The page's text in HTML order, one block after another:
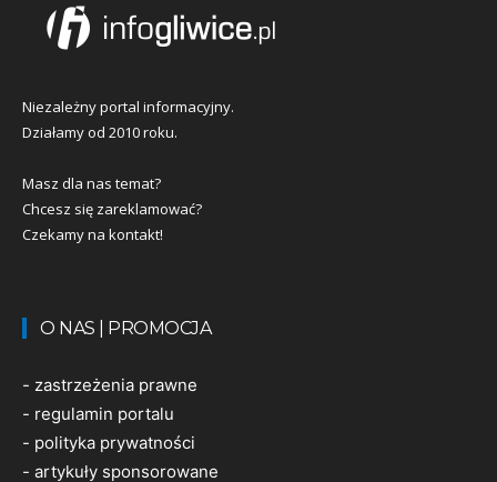
Niezależny portal informacyjny.
Działamy od 2010 roku.
Masz dla nas temat?
Chcesz się zareklamować?
Czekamy na kontakt!
O NAS | PROMOCJA
- zastrzeżenia prawne
- regulamin portalu
- polityka prywatności
- artykuły sponsorowane